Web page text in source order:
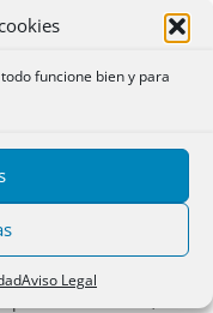
funcione bien y para
Aviso Legal
(J.D.R.).
poderes. R. 22 mayo
Se solicita la
anónima comunica a
entender que el
que el acto sujeto